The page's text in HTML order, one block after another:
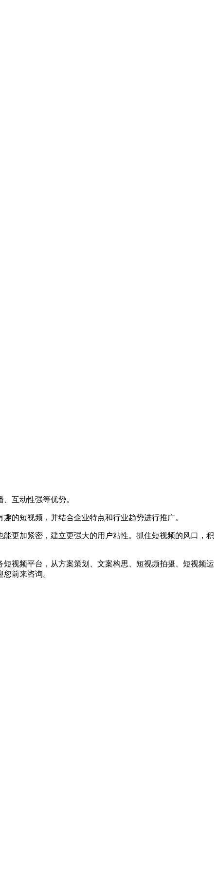
互动性强等优势。
的短视频，并结合企业特点和行业趋势进行推广。
更加紧密，建立更强大的用户粘性。抓住短视频的风口，积
视频平台，从方案策划、文案构思、短视频拍摄、短视频运
前来咨询。